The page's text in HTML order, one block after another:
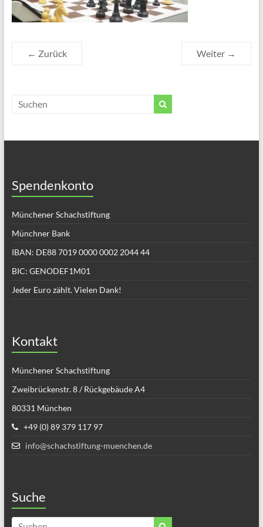
← Zurück Weiter →
Spendenkonto
Münchener Schachstiftung
Münchner Bank
IBAN: DE88 7019 0000 0002 2044 44
BIC: GENODEF1M01
Jeder Euro zählt. Vielen Dank!
Kontakt
Münchener Schachstiftung
Zweibrückenstr. 8 / Rückgebäude A4
80331 München
+49 (0) 89 379 117 97
info@schachstiftung-muenchen.de
Suche